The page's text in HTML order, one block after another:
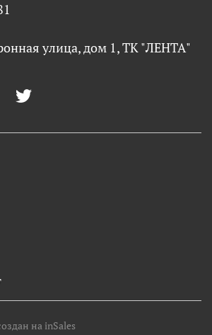
улица, дом 1, ТК "ЛЕНТА"
на inSales